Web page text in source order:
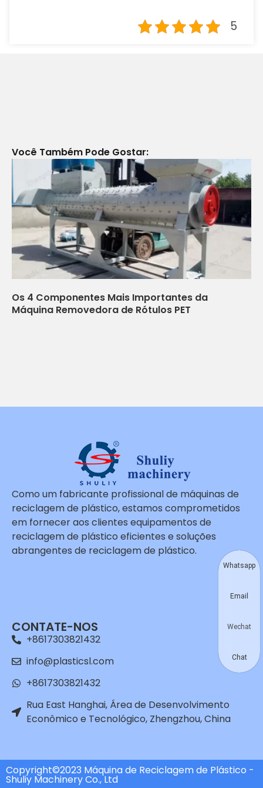
5
Você Também Pode Gostar:
Os 4 Componentes Mais Importantes da
Máquina Removedora de Rótulos PET
Como um fabricante profissional de máquinas de
reciclagem de plástico, estamos comprometidos
em fornecer aos clientes equipamentos de
reciclagem de plástico eficientes e soluções
abrangentes de reciclagem de plástico.
CONTATE-NOS
+8617303821432
info@plasticsl.com
+8617303821432
Rua East Hanghai, Área de Desenvolvimento
Econômico e Tecnológico, Zhengzhou, China
Copyright©2023 Máquina de Reciclagem de Plástico -
Shuliy Machinery Co., Ltd
Whatsapp
Email
Wechat
Chat